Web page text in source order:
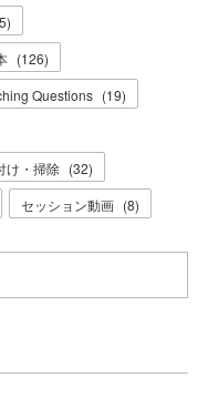
)
(126)
Questions (19)
け・掃除 (32)
セッション動画 (8)